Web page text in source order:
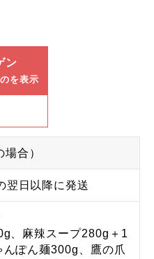
ン
を表示
合）
翌日以降に発送
、麻辣スープ280g＋1
ぽん麺300g、鷹の爪